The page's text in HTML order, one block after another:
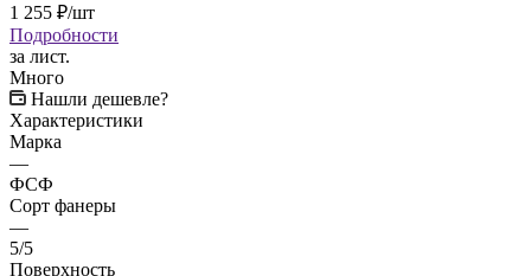
1 255 ₽/шт
Подробности
за лист.
Много
Нашли дешевле?
Характеристики
Марка
—
ФСФ
Сорт фанеры
—
5/5
Поверхность